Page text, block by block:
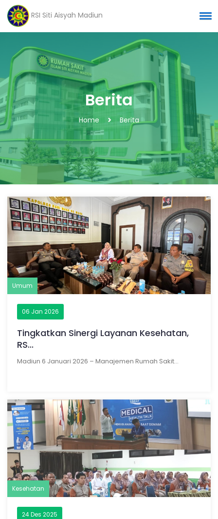
RSI Siti Aisyah Madiun
Berita
Home Berita
Umum
06 Jan 2026
Tingkatkan Sinergi Layanan Kesehatan,
RS...
Madiun 6 Januari 2026 – Manajemen Rumah Sakit...
Kesehatan
24 Des 2025